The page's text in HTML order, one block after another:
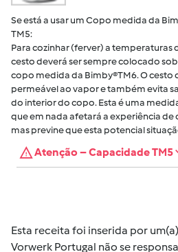
Se está a usar um Copo medida da
TM5:
Para cozinhar (ferver) a temperaturas
cesto deverá ser sempre colocado
copo medida da Bimby®TM6. O cesto
permeável ao vapor e também evita
do interior do copo. Esta é uma
que em nada afetará a experiência de
mas previne que esta potencial
Atenção – Capacidade TM5
Esta receita foi inserida por
Vorwerk Portugal não se